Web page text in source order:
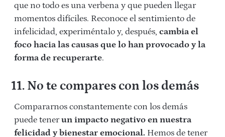
que no todo es una verbena y que pueden llegar
momentos difíciles. Reconoce el sentimiento de
infelicidad, experiméntalo y, después, cambia el
foco hacia las causas que lo han provocado y la
forma de recuperarte.
11. No te compares con los demás
Compararnos constantemente con los demás
puede tenerun impacto negativo en nuestra
felicidad y bienestar emocional. Hemos de tener